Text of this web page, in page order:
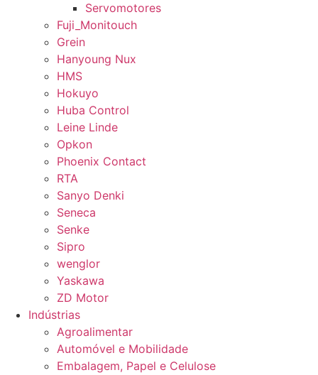
Servomotores
Fuji_Monitouch
Grein
Hanyoung Nux
HMS
Hokuyo
Huba Control
Leine Linde
Opkon
Phoenix Contact
RTA
Sanyo Denki
Seneca
Senke
Sipro
wenglor
Yaskawa
ZD Motor
Indústrias
Agroalimentar
Automóvel e Mobilidade
Embalagem, Papel e Celulose